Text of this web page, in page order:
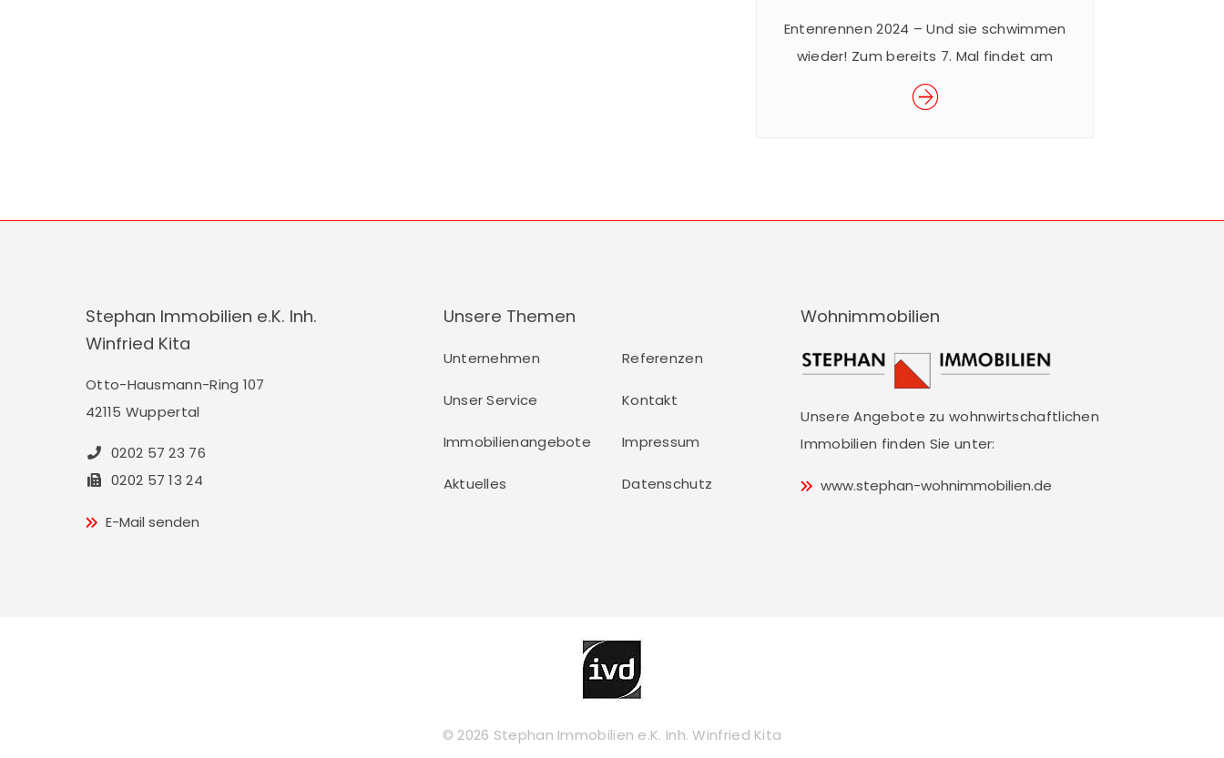
Entenrennen 2024 – Und sie schwimmen
wieder! Zum bereits 7. Mal findet am
24.08.2024 das beliebte Wuppertaler
Entenrennen im Rahmen des
statt. Mit dem Kauf eines Enten-Loses für
Stephan Immobilien e.K. Inh.
Winfried Kita
Otto-Hausmann-Ring 107
42115 Wuppertal
0202 57 23 76
0202 57 13 24
E-Mail senden
Unsere Themen
Unternehmen Referenzen
Unser Service Kontakt
Immobilienangebote Impressum
Aktuelles Datenschutz
Wohnimmobilien
Unsere Angebote zu wohnwirtschaftlichen
Immobilien finden Sie unter:
www.stephan-wohnimmobilien.de
© 2026 Stephan Immobilien e.K. Inh. Winfried Kita